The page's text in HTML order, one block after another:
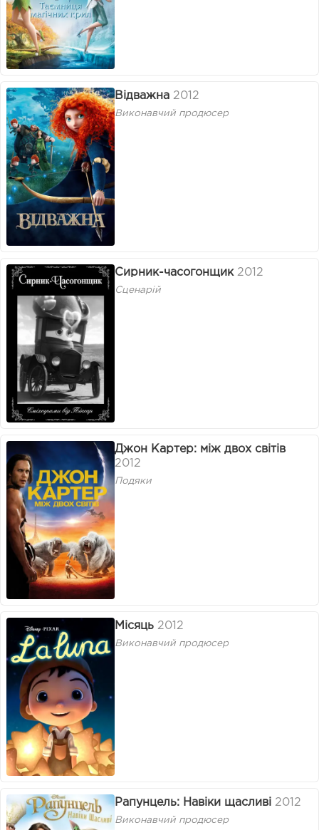
Відважна 2012
Виконавчий продюсер
Сирник-часогонщик 2012
Сценарій
Джон Картер: між двох світів
2012
Подяки
Місяць 2012
Виконавчий продюсер
Рапунцель: Навіки щасливі 2012
Виконавчий продюсер